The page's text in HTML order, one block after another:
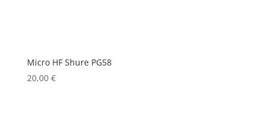
Micro HF Shure PG58
20,00 €